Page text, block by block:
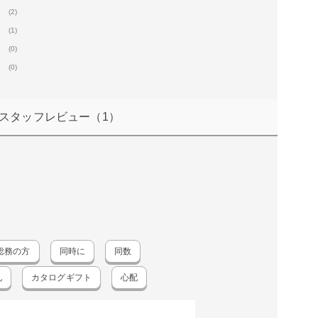
(2)
(1)
(0)
(0)
タッフレビュー （1）
務の方 同時に 同数
カタログギフト 心配